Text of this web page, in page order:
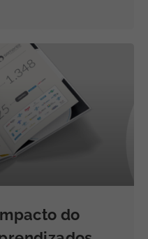
do